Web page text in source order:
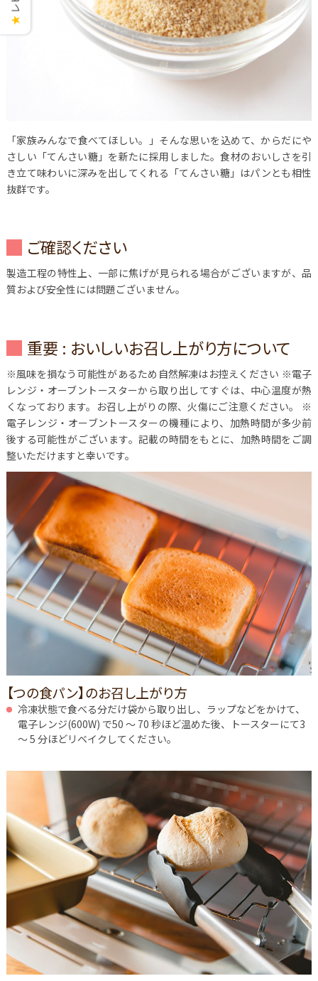
「家族みんなで食べてほしい。」そんな思いを込めて、からだにや
さしい「てんさい糖」を新たに採用しました。食材のおいしさを引
き立て味わいに深みを出してくれる「てんさい糖」はパンとも相性
抜群です。
ご確認ください
製造工程の特性上、一部に焦げが見られる場合がございますが、品
質および安全性には問題ございません。
重要 : おいしいお召し上がり方について
※風味を損なう可能性があるため自然解凍はお控えください ※電子
レンジ・オーブントースターから取り出してすぐは、中心温度が熱
くなっております。お召し上がりの際、火傷にご注意ください。
※
電子レンジ・オーブントースターの機種により、加熱時間が多少前
後する可能性がございます。記載の時間をもとに、加熱時間をご調
整いただけますと幸いです。
【つの食パン】のお召し上がり方
冷凍状態で食べる分だけ袋から取り出し、ラップなどをかけて、
電子レンジ(600W) で50 ～ 70 秒ほど温めた後、トースターにて3
～ 5 分ほどリベイクしてください。
★